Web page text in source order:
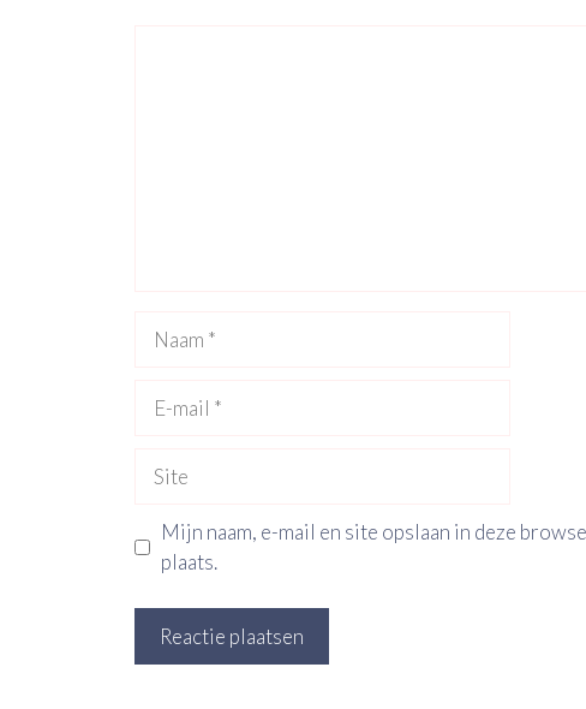
Naam
mail
Site
Mijn naam, e-mail en site opslaan in deze
plaats.